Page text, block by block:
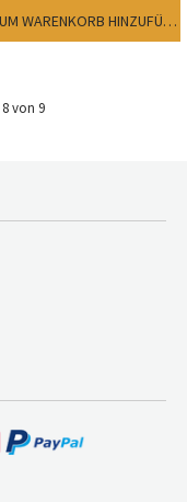
ZUM WARENKORB HINZUFÜGEN
von 9